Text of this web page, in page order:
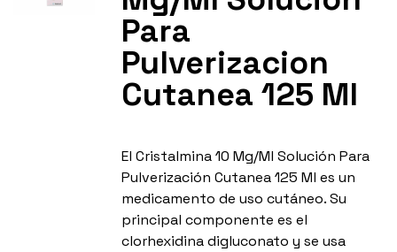
Para
Pulverizacion
Cutanea 125 Ml
El Cristalmina 10 Mg/Ml Solución Para
Pulverización Cutanea 125 Ml es un
medicamento de uso cutáneo. Su
principal componente es el
clorhexidina digluconato y se usa